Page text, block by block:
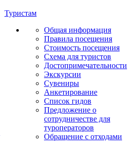
Туристам
Общая информация
Правила посещения
Стоимость посещения
Схема для туристов
Достопримечательности
Экскурсии
Сувениры
Анкетирование
Список гидов
Предложение о
сотрудничестве для
туроператоров
Обращение с отходами